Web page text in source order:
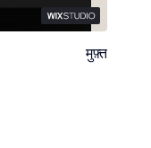
मुफ़्त